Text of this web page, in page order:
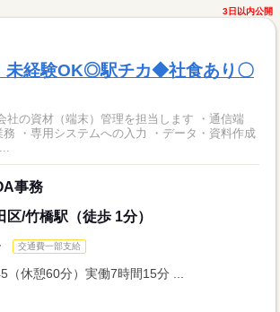
3日以内公開
未経験OK◎駅チカ◆社食あり〇
資材（端末）管理を担当します ・通信端
・専用システムへの入力 ・データ・資料作成
事務
/竹橋駅（徒歩 1分）
交通費一部支給
（休憩60分）実働7時間15分 ...